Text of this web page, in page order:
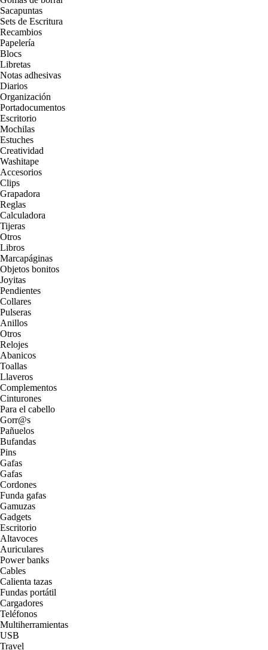
Sacapuntas
Sets de Escritura
Recambios
Papelería
Blocs
Libretas
Notas adhesivas
Diarios
Organización
Portadocumentos
Escritorio
Mochilas
Estuches
Creatividad
Washitape
Accesorios
Clips
Grapadora
Reglas
Calculadora
Tijeras
Otros
Libros
Marcapáginas
Objetos bonitos
Joyitas
Pendientes
Collares
Pulseras
Anillos
Otros
Relojes
Abanicos
Toallas
Llaveros
Complementos
Cinturones
Para el cabello
Gorr@s
Pañuelos
Bufandas
Pins
Gafas
Gafas
Cordones
Funda gafas
Gamuzas
Gadgets
Escritorio
Altavoces
Auriculares
Power banks
Cables
Calienta tazas
Fundas portátil
Cargadores
Teléfonos
Multiherramientas
USB
Travel